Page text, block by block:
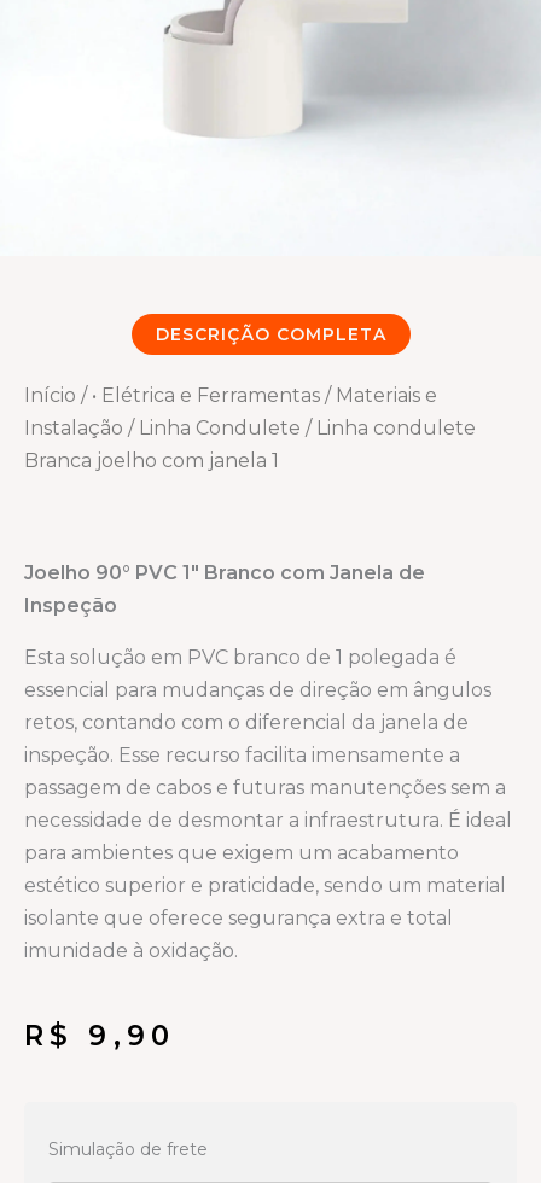
DESCRIÇÃO COMPLETA
Início / • Elétrica e Ferramentas / Materiais e
Instalação / Linha Condulete / Linha condulete
Branca joelho com janela 1
Joelho 90° PVC 1″ Branco com Janela de
Inspeção
Esta solução em PVC branco de 1 polegada é
essencial para mudanças de direção em ângulos
retos, contando com o diferencial da janela de
inspeção. Esse recurso facilita imensamente a
passagem de cabos e futuras manutenções sem a
necessidade de desmontar a infraestrutura. É ideal
para ambientes que exigem um acabamento
estético superior e praticidade, sendo um material
isolante que oferece segurança extra e total
imunidade à oxidação.
R$ 9,90
Simulação de frete